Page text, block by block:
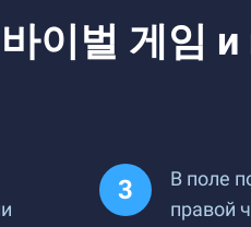
이벌 게임 и
В поле
правой